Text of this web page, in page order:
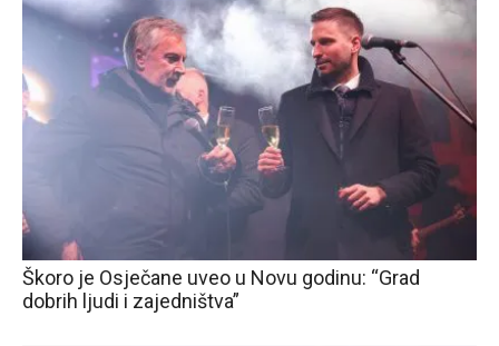
Škoro je Osječane uveo u Novu godinu: “Grad
dobrih ljudi i zajedništva”